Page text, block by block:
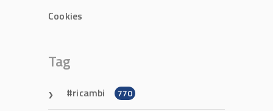
Cookies
Tag
ricambi 770